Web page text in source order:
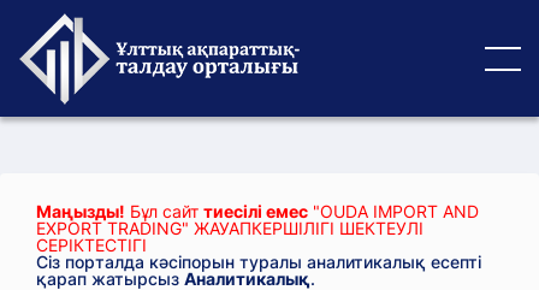
Маңызды! Бұл сайт тиесілі емес "OUDA IMPORT AND
EXPORT ТRADING" ЖАУАПКЕРШІЛІГІ ШЕКТЕУЛІ
СЕРІКТЕСТІГІ
Сіз порталда кәсіпорын туралы аналитикалық есепті
қарап жатырсыз Аналитикалық.